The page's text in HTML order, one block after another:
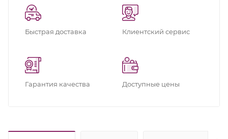
Быстрая доставка Клиентский сервис
Гарантия качества Доступные цены